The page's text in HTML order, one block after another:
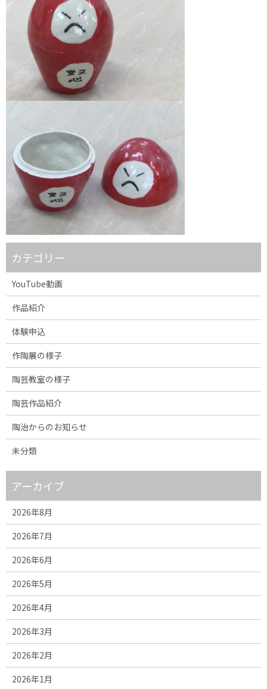
カテゴリー
YouTube動画
作品紹介
体験申込
作陶展の様子
陶芸教室の様子
陶芸作品紹介
陶治からのお知らせ
未分類
アーカイブ
2026年8月
2026年7月
2026年6月
2026年5月
2026年4月
2026年3月
2026年2月
2026年1月